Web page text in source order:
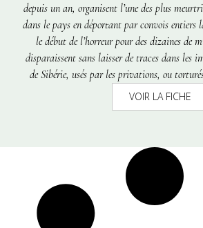
depuis un an, organisent l’une des plus
dans le pays en déportant par convois entiers
le début de l’horreur pour des dizaines de
disparaissent sans laisser de traces dans les
de Sibérie, usés par les privations, ou
geôles du NKVD. La famille deSandra
Sa mère, Ligita, a quatorze ans et demi
son père Aivars connaîtra le même sort
Sandra est rentrée dans son pays en 1957. Elle
jamais elle n’a oublié le regard de sa mère
nouveau fouler et sentir le sol letton.
Sibérie
raconte l’histoire bouleversante de sa
VOIR LA FICHE